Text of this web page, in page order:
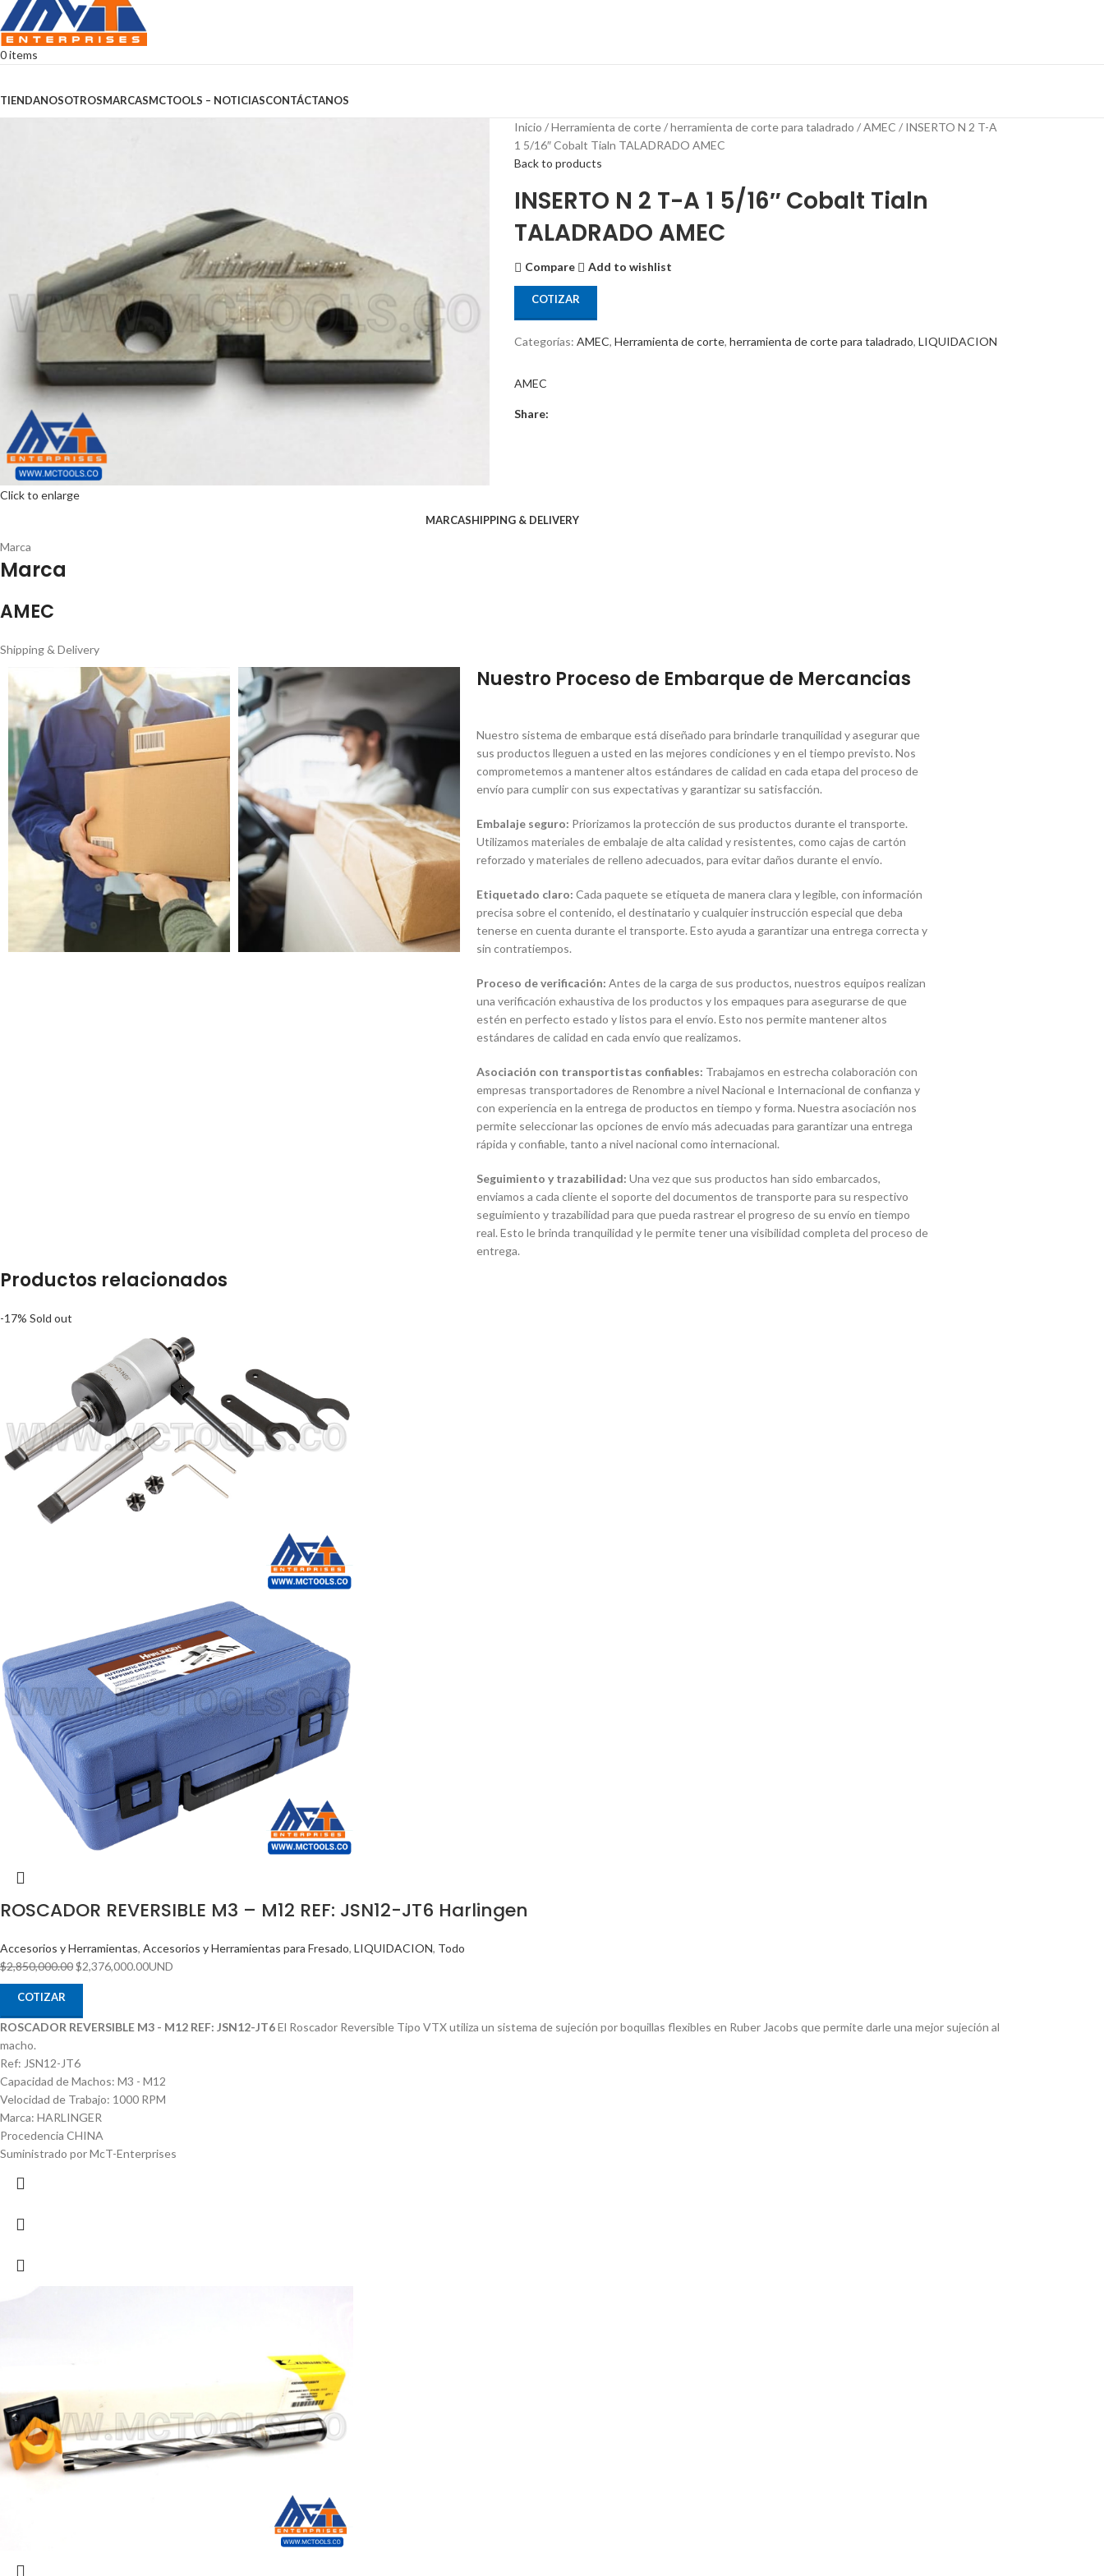
0items
TIENDANOSOTROSMARCASMCTOOLS – NOTICIASCONTÁCTANOS
Click to enlarge
Inicio Herramienta de corte herramienta de corte para taladrado AMEC
INSERTO N 2 T-A
1 5/16″ Cobalt Tialn TALADRADO AMEC
Back to products
INSERTO N 2 T-A 1 5/16″ Cobalt Tialn
TALADRADO AMEC
Compare Add to wishlist
COTIZAR
Categorías: AMEC, Herramienta de corte, herramienta de corte para taladrado, LIQUIDACION
AMEC
Share:
MARCASHIPPING & DELIVERY
Marca
Marca
AMEC
Shipping & Delivery
Nuestro Proceso de Embarque de Mercancias
Nuestro sistema de embarque está diseñado para brindarle tranquilidad y asegurar que
sus productos lleguen a usted en las mejores condiciones y en el tiempo previsto. Nos
comprometemos a mantener altos estándares de calidad en cada etapa del proceso de
envío para cumplir con sus expectativas y garantizar su satisfacción.
Embalaje seguro: Priorizamos la protección de sus productos durante el transporte.
Utilizamos materiales de embalaje de alta calidad y resistentes, como cajas de cartón
reforzado y materiales de relleno adecuados, para evitar daños durante el envío.
Etiquetado claro: Cada paquete se etiqueta de manera clara y legible, con información
precisa sobre el contenido, el destinatario y cualquier instrucción especial que deba
tenerse en cuenta durante el transporte. Esto ayuda a garantizar una entrega correcta y
sin contratiempos.
Proceso de verificación: Antes de la carga de sus productos, nuestros equipos realizan
una verificación exhaustiva de los productos y los empaques para asegurarse de que
estén en perfecto estado y listos para el envío. Esto nos permite mantener altos
estándares de calidad en cada envío que realizamos.
Asociación con transportistas confiables: Trabajamos en estrecha colaboración con
empresas transportadores de Renombre a nivel Nacional e Internacional de confianza y
con experiencia en la entrega de productos en tiempo y forma. Nuestra asociación nos
permite seleccionar las opciones de envío más adecuadas para garantizar una entrega
rápida y confiable, tanto a nivel nacional como internacional.
Seguimiento y trazabilidad: Una vez que sus productos han sido embarcados,
enviamos a cada cliente el soporte del documentos de transporte para su respectivo
seguimiento y trazabilidad para que pueda rastrear el progreso de su envío en tiempo
real. Esto le brinda tranquilidad y le permite tener una visibilidad completa del proceso de
entrega.
Productos relacionados
-17% Sold out
ROSCADOR REVERSIBLE M3 – M12 REF: JSN12-JT6 Harlingen
Accesorios y Herramientas, Accesorios y Herramientas para Fresado, LIQUIDACION, Todo
$2,850,000.00$2,376,000.00UND
COTIZAR
ROSCADOR REVERSIBLE M3 - M12 REF: JSN12-JT6El Roscador Reversible Tipo VTX utiliza un sistema de sujeción por boquillas flexibles en Ruber Jacobs que permite darle una mejor sujeción al
macho.
Ref: JSN12-JT6
Capacidad de Machos: M3 - M12
Velocidad de Trabajo: 1000 RPM
Marca: HARLINGER
Procedencia CHINA
Suministrado por McT-Enterprises